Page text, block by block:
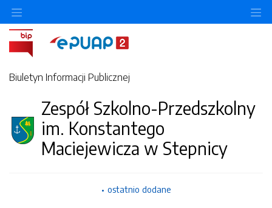
Biuletyn Informacji Publicznej
Zespół Szkolno-Przedszkolny
im. Konstantego
Maciejewicza w Stepnicy
ostatnio dodane